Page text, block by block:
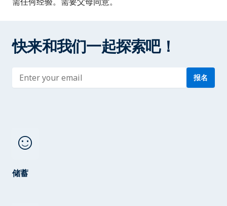
快来和我们一起探索吧！
Enter address 报名
sentiment_satisfied
储蓄